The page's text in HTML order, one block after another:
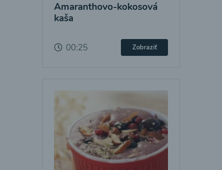
Amaranthovo-kokosová
kaša
00:25 Zobraziť